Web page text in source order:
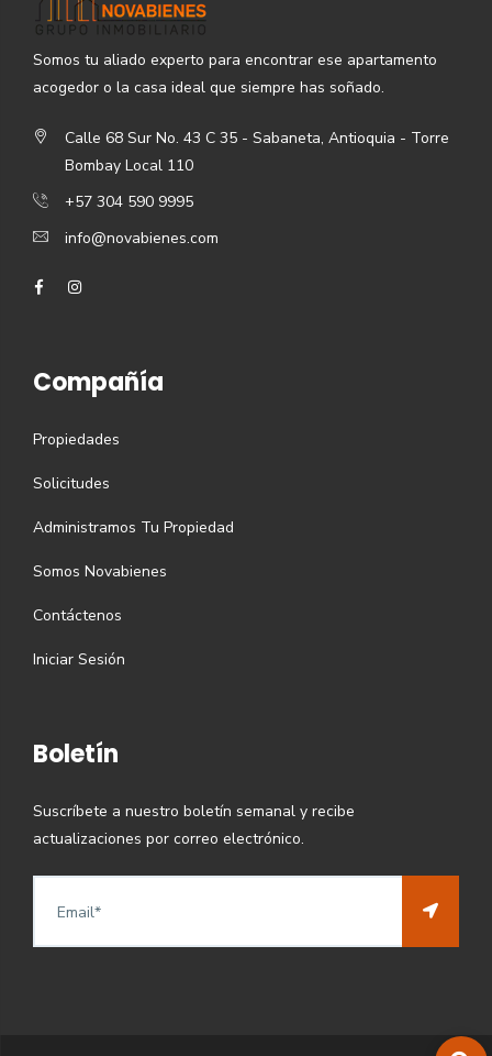
Somos tu aliado experto para encontrar ese apartamento
acogedor o la casa ideal que siempre has soñado.
Calle 68 Sur No. 43 C 35 - Sabaneta, Antioquia - Torre
Bombay Local 110
+57 304 590 9995
info@novabienes.com
Compañía
Propiedades
Solicitudes
Administramos Tu Propiedad
Somos Novabienes
Contáctenos
Iniciar Sesión
Boletín
Suscríbete a nuestro boletín semanal y recibe
actualizaciones por correo electrónico.